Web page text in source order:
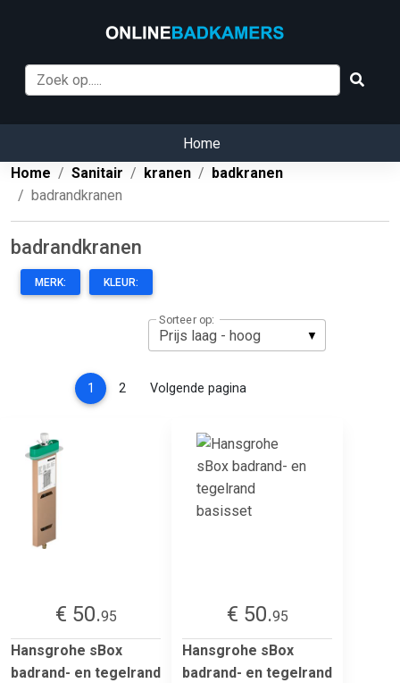
Home
Home
Sanitair kranen
badkranen
badrandkranen
badrandkranen
MERK: KLEUR:
Sorteer op:
1 (current)
2 Volgende pagina
€ 50.95
Hansgrohe sBox
badrand- en tegelrand
€ 50.95
Hansgrohe sBox
badrand- en tegelrand